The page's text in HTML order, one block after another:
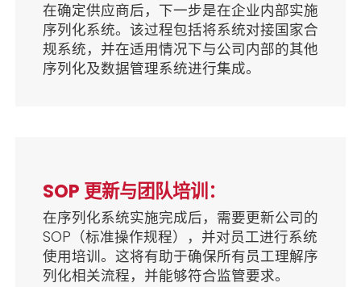
在确定供应商后，下一步是在企业内部实施
序列化系统。该过程包括将系统对接国家合
规系统，并在适用情况下与公司内部的其他
序列化及数据管理系统进行集成。
SOP 更新与团队培训：
在序列化系统实施完成后，需要更新公司的
SOP（标准操作规程），并对员工进行系统
使用培训。这将有助于确保所有员工理解序
列化相关流程，并能够符合监管要求。